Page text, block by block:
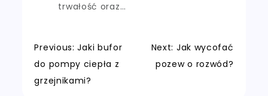
trwałość oraz…
Nawigacja
wpisu
Previous: Jaki bufor
do pompy ciepła z
grzejnikami?
Next: Jak wycofać
pozew o rozwód?